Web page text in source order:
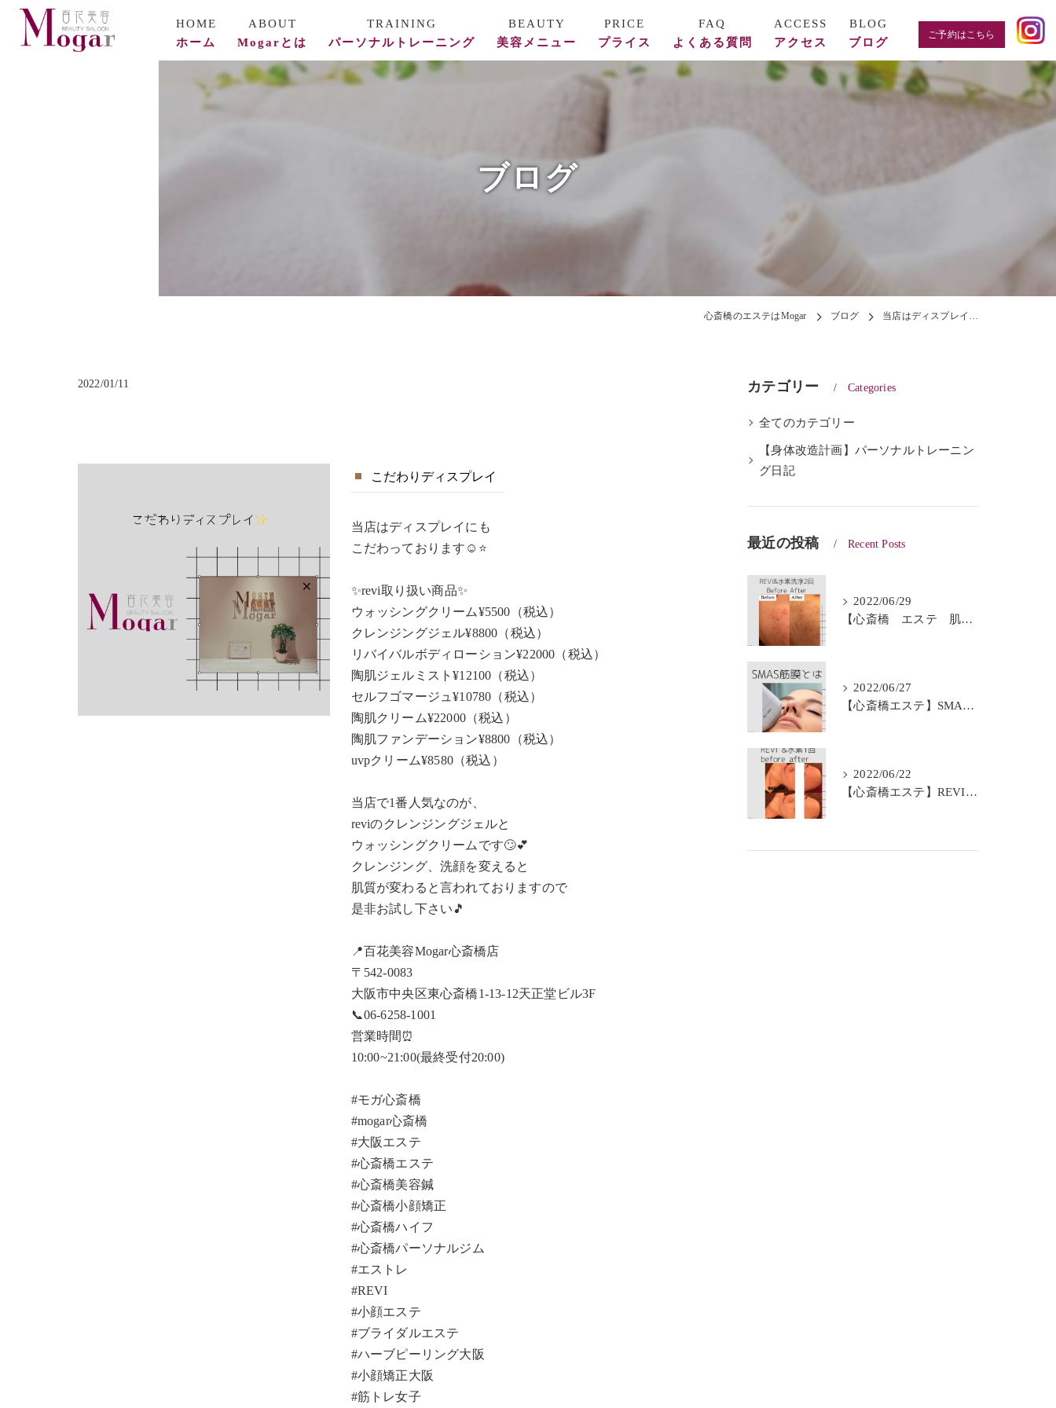
ホーム Mogarとは パーソナルトレーニング 美容メニュー
頭蓋骨矯正・整体
プライス よくある質問 アクセス ブログ
ご予約はこちら
ブログ
心斎橋のエステはMogar ブログ 当店はディスプレイ…
2022/01/11
こだわりディスプレイ
当店はディスプレイにも
こだわっております☺️⭐️
✨revi取り扱い商品✨
ウォッシングクリーム¥5500（税込）
クレンジングジェル¥8800（税込）
リバイバルボディローション¥22000（税込）
陶肌ジェルミスト¥12100（税込）
セルフゴマージュ¥10780（税込）
陶肌クリーム¥22000（税込）
陶肌ファンデーション¥8800（税込）
uvpクリーム¥8580（税込）
当店で1番人気なのが、
reviのクレンジングジェルと
ウォッシングクリームです🙄💕
クレンジング、洗顔を変えると
肌質が変わると言われておりますので
是非お試し下さい🎵
📍百花美容Mogar心斎橋店
〒542-0083
大阪市中央区東心斎橋1-13-12天正堂ビル3F
📞06-6258-1001
営業時間⏰
10:00~21:00(最終受付20:00)
#モガ心斎橋
#mogar心斎橋
#大阪エステ
#心斎橋エステ
#心斎橋美容鍼
#心斎橋小顔矯正
#心斎橋ハイフ
#心斎橋パーソナルジム
#エストレ
#REVI
#小顔エステ
#ブライダルエステ
#ハーブピーリング大阪
#小顔矯正大阪
#筋トレ女子
カテゴリー Categories
全てのカテゴリー
【身体改造計画】パーソナルトレーニン
グ日記
最近の投稿 Recent Posts
2022/06/29
【心斎橋 エステ 肌質改善】REVI＆ハイドロフェイシャルBeforeAfter
2022/06/27
【心斎橋エステ】SMAS筋膜とは？
2022/06/22
【心斎橋エステ】REVI＆水素BeforeAfter